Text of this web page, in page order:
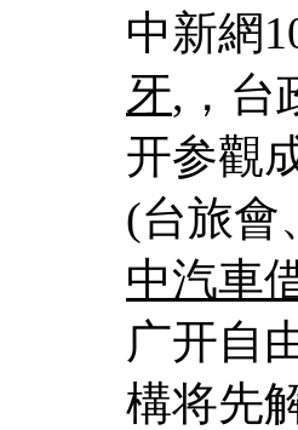
中新網
牙,，台
开参觀
(台旅會
中汽車
广开自
構将先